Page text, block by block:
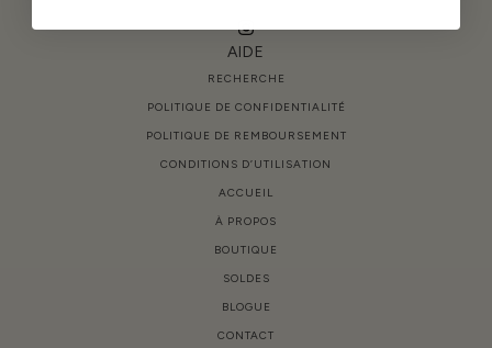
AIDE
RECHERCHE
POLITIQUE DE CONFIDENTIALITÉ
POLITIQUE DE REMBOURSEMENT
CONDITIONS D’UTILISATION
ACCUEIL
À PROPOS
BOUTIQUE
SOLDES
BLOGUE
CONTACT